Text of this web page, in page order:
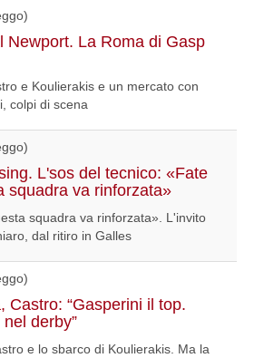
Newport. La Roma di Gasp
e Koulierakis e un mercato con
colpi di scena
L'sos del tecnico: «Fate
squadra va rinforzata»
squadra va rinforzata». L'invito
dal ritiro in Galles
Castro: “Gasperini il top.
derby”
e lo sbarco di Koulierakis. Ma la